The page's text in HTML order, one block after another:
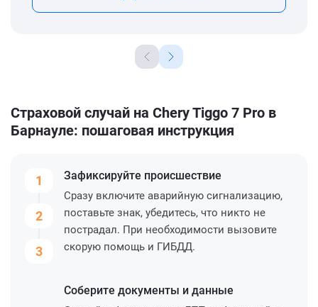
Страховой случай на Chery Tiggo 7 Pro в
Барнауле: пошаговая инструкция
1
2
3
Зафиксируйте происшествие
Сразу включите аварийную сигнализацию,
поставьте знак, убедитесь, что никто не
пострадал. При необходимости вызовите
скорую помощь и ГИБДД.
Соберите документы и данные